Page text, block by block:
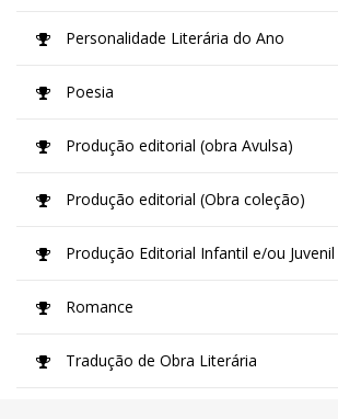
Personalidade Literária do Ano
Poesia
Produção editorial (obra Avulsa)
Produção editorial (Obra coleção)
Produção Editorial Infantil e/ou Juvenil
Romance
Tradução de Obra Literária